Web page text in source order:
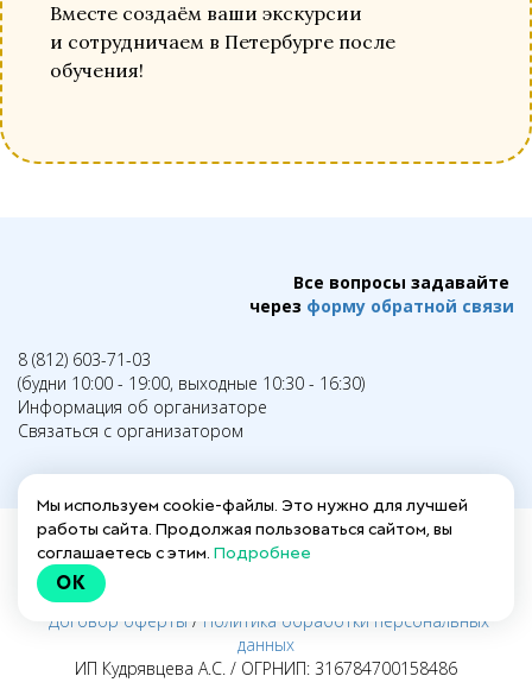
Вместе создаём ваши экскурсии
и сотрудничаем в Петербурге после
обучения!
Все вопросы задавайте
через форму обратной связи
8 (812) 603-71-03
(будни 10:00 - 19:00, выходные 10:30 - 16:30)
Информация об организаторе
Связаться с организатором
Заполнить анкету для действующих гидов →
Договор оферты / Политика обработки персональных
данных
ИП Кудрявцева А.С. / ОГРНИП: 316784700158486
Мы используем cookie-файлы. Это нужно для лучшей
работы сайта. Продолжая пользоваться сайтом, вы
соглашаетесь с этим. Подробнее
OK